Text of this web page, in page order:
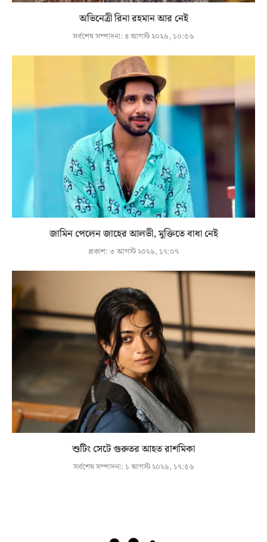
অভিনেত্রী রিনা রহমান আর নেই
সর্বশেষ সম্পাদনা: ৪ আগস্ট ২০২৬, ১০:৫৬
জামিন পেলেন জাহের আলভী, মুক্তিতে বাধা নেই
প্রকাশ:৩ আগস্ট ২০২৬, ১৭:০৭
শুটিং সেটে গুরুতর আহত রাশমিকা
সর্বশেষ সম্পাদনা: ১ আগস্ট ২০২৬, ১৭:৫৬